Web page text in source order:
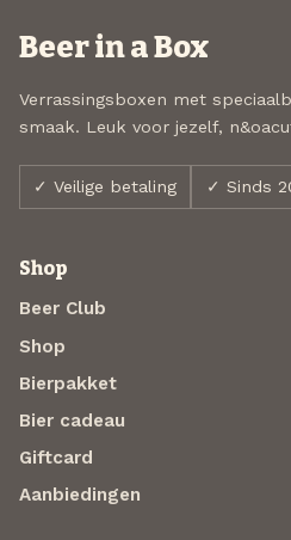
Beer in a Box
Verrassingsboxen met
smaak. Leuk voor jezelf,
✓ Veilige betaling ✓ Sinds
Shop
Beer Club
Shop
Bierpakket
Bier cadeau
Giftcard
Aanbiedingen